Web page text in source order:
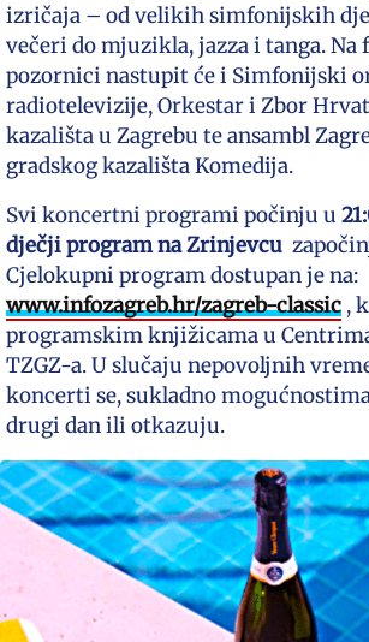
izričaja – od velikih simfonijskih
večeri do mjuzikla, jazza i tanga. Na
pozornici nastupit će i Simfonijski
radiotelevizije, Orkestar i Zbor
kazališta u Zagrebu te ansambl
gradskog kazališta Komedija.
Svi koncertni programi počinju u
dječji program na Zrinjevcu
Cjelokupni program dostupan je na:
www.infozagreb.hr/zagreb-classic ,
programskim knjižicama u
TZGZ-a. U slučaju nepovoljnih
koncerti se, sukladno
drugi dan ili otkazuju.